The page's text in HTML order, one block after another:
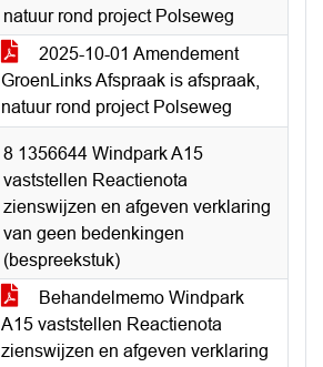
natuur rond project Polseweg
2025-10-01 Amendement
GroenLinks Afspraak is afspraak,
natuur rond project Polseweg
8 1356644 Windpark A15
vaststellen Reactienota
zienswijzen en afgeven verklaring
van geen bedenkingen
(bespreekstuk)
Behandelmemo Windpark
A15 vaststellen Reactienota
zienswijzen en afgeven verklaring